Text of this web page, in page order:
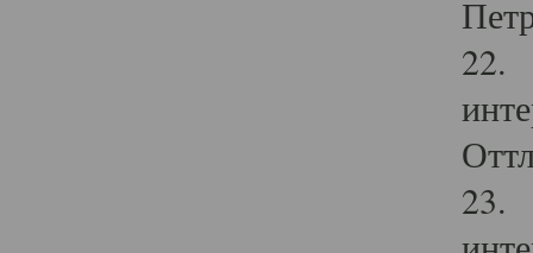
22.
23.